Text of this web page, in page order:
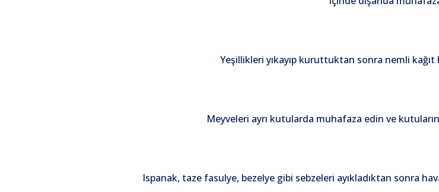
Yeşillikleri yıkayıp kuruttuktan sonra nemli kağıt
Meyveleri ayrı kutularda muhafaza edin ve
Ispanak, taze fasulye, bezelye gibi sebzeleri ayıkladıktan sonra